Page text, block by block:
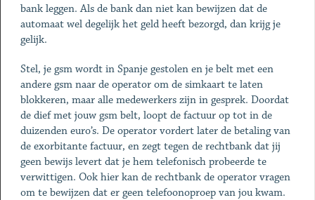
bank leggen. Als de bank dan niet kan bewijzen dat de
automaat wel degelijk het geld heeft bezorgd, dan krijg je
gelijk.
Stel, je gsm wordt in Spanje gestolen en je belt met een
andere gsm naar de operator om de simkaart te laten
blokkeren, maar alle medewerkers zijn in gesprek. Doordat
de dief met jouw gsm belt, loopt de factuur op tot in de
duizenden euro’s. De operator vordert later de betaling van
de exorbitante factuur, en zegt tegen de rechtbank dat jij
geen bewijs levert dat je hem telefonisch probeerde te
verwittigen. Ook hier kan de rechtbank de operator vragen
om te bewijzen dat er geen telefoonoproep van jou kwam.